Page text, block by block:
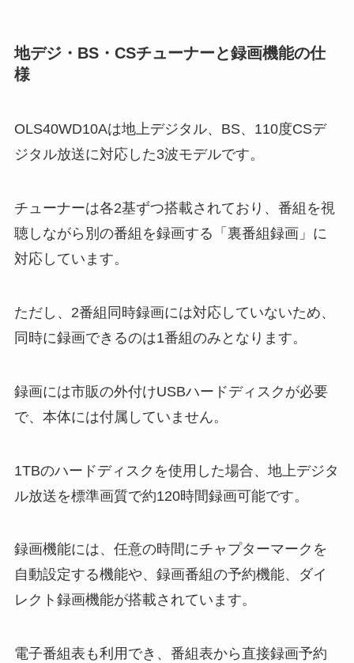
地デジ・BS・CSチューナーと録画機能の仕
様
OLS40WD10Aは地上デジタル、BS、110度CSデ
ジタル放送に対応した3波モデルです。
チューナーは各2基ずつ搭載されており、番組を視
聴しながら別の番組を録画する「裏番組録画」に
対応しています。
ただし、2番組同時録画には対応していないため、
同時に録画できるのは1番組のみとなります。
録画には市販の外付けUSBハードディスクが必要
で、本体には付属していません。
1TBのハードディスクを使用した場合、地上デジタ
ル放送を標準画質で約120時間録画可能です。
録画機能には、任意の時間にチャプターマークを
自動設定する機能や、録画番組の予約機能、ダイ
レクト録画機能が搭載されています。
電子番組表も利用でき、番組表から直接録画予約